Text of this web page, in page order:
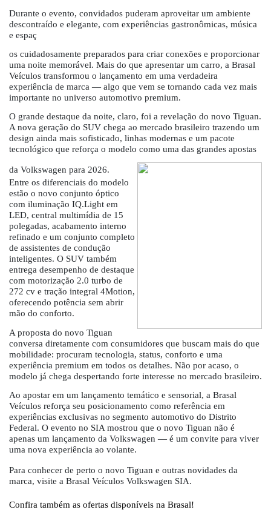
Durante o evento, convidados puderam aproveitar um ambiente
descontraído e elegante, com experiências gastronômicas, música
e espaç
os cuidadosamente preparados para criar conexões e proporcionar
uma noite memorável. Mais do que apresentar um carro, a Brasal
Veículos transformou o lançamento em uma verdadeira
experiência de marca — algo que vem se tornando cada vez mais
importante no universo automotivo premium.
O grande destaque da noite, claro, foi a revelação do novo Tiguan.
A nova geração do SUV chega ao mercado brasileiro trazendo um
design ainda mais sofisticado, linhas modernas e um pacote
tecnológico que reforça o modelo como uma das grandes apostas
da Volkswagen para 2026.
Entre os diferenciais do modelo
estão o novo conjunto óptico
com iluminação IQ.Light em
LED, central multimídia de 15
polegadas, acabamento interno
refinado e um conjunto completo
de assistentes de condução
inteligentes. O SUV também
entrega desempenho de destaque
com motorização 2.0 turbo de
272 cv e tração integral 4Motion,
oferecendo potência sem abrir
mão do conforto.
A proposta do novo Tiguan
conversa diretamente com consumidores que buscam mais do que
mobilidade: procuram tecnologia, status, conforto e uma
experiência premium em todos os detalhes. Não por acaso, o
modelo já chega despertando forte interesse no mercado brasileiro.
Ao apostar em um lançamento temático e sensorial, a Brasal
Veículos reforça seu posicionamento como referência em
experiências exclusivas no segmento automotivo do Distrito
Federal. O evento no SIA mostrou que o novo Tiguan não é
apenas um lançamento da Volkswagen — é um convite para viver
uma nova experiência ao volante.
Para conhecer de perto o novo Tiguan e outras novidades da
marca, visite a Brasal Veículos Volkswagen SIA.
Confira também as ofertas disponíveis na Brasal!